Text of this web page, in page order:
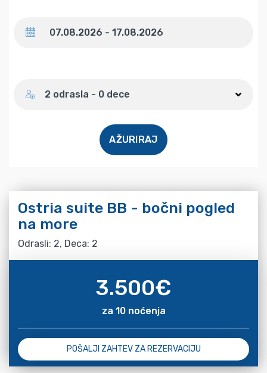
2 odrasla - 0 dece
AŽURIRAJ
Ostria suite BB - bočni pogled
na more
Odrasli: 2, Deca: 2
3.500€
za 10 noćenja
POŠALJI ZAHTEV ZA REZERVACIJU